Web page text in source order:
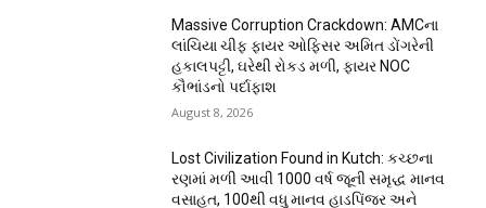
Massive Corruption Crackdown: AMCના
લાંચિયા ચીફ ફાયર ઓફિસર અમિત ડોંગરેની
હકાલપટ્ટી, ઘરેથી રોકડ મળી, ફાયર NOC
કૌભાંડનો પર્દાફાશ
August 8, 2026
Lost Civilization Found in Kutch: કચ્છના
રણમાં મળી આવી 1000 વર્ષ જૂની સમૃદ્ધ માનવ
વસાહત, 100થી વધુ માનવ હાડપિંજર અને